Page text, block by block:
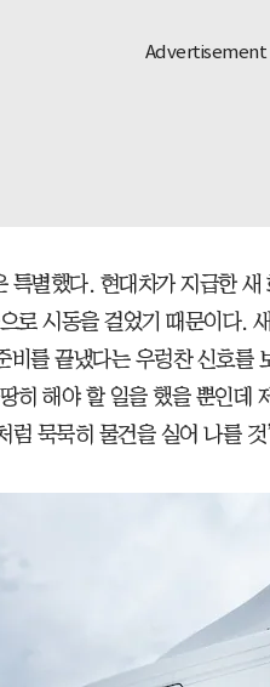
특별했다. 현대차가 지급한
로 시동을 걸었기 때문이다.
비를 끝냈다는 우렁찬 신호를
히 해야 할 일을 했을 뿐인데
럼 묵묵히 물건을 실어 나를